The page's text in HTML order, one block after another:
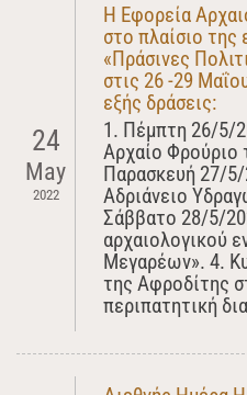
24
May
2022
Η Εφορεία
στο πλαίσιο της
«Πράσινες
στις 26 -29
εξής δράσεις:
1. Πέμπτη 26/5/
Αρχαίο Φρούριο
Παρασκευή 27/5/
Αδριάνειο
Σάββατο 28/5/
αρχαιολογικού
Μεγαρέων». 4.
της Αφροδίτης
περιπατητική